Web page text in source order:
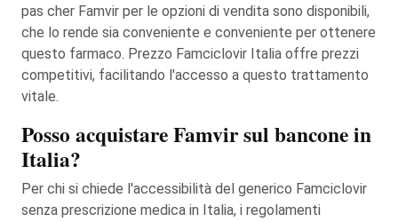
pas cher Famvir per le opzioni di vendita sono disponibili,
che lo rende sia conveniente e conveniente per ottenere
questo farmaco. Prezzo Famciclovir Italia offre prezzi
competitivi, facilitando l'accesso a questo trattamento
vitale.
Posso acquistare Famvir sul bancone in
Italia?
Per chi si chiede l'accessibilità del generico Famciclovir
senza prescrizione medica in Italia, i regolamenti